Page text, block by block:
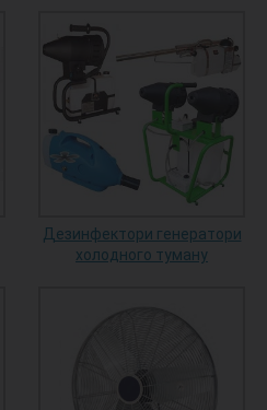
Дезинфектори генератори
холодного туману